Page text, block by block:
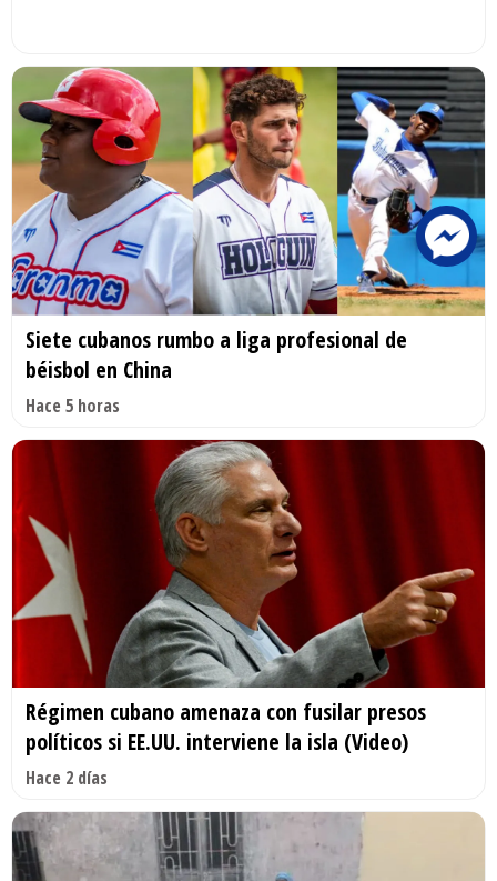
Siete cubanos rumbo a liga profesional de
béisbol en China
Hace 5 horas
Régimen cubano amenaza con fusilar presos
políticos si EE.UU. interviene la isla (Video)
Hace 2 días